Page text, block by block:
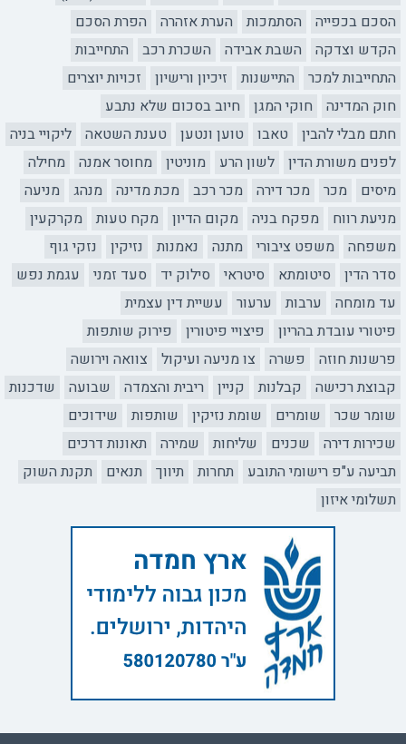
הסכם בכפייה
הסתמכות הערת אזהרה
הפרת הסכם
הקדש וצדקה
השבת אבידה השכרת רכב
התחייבות
התחייבות למכר
התיישנות זיכיון ורישיון
זכויות יוצרים
חוק המדינה
חוקי המגן
חיוב בסכום שלא נתבע
חתם מבלי להבין
טאבו טוען ונטען טענת השטאה
ליקויי בניה
לפנים משורת הדין
לשון הרע מוניטין מחוסר אמנה
מחילה
מיסים
מכר מכר דירה מכר רכב מכת מדינה מנהג
מניעה
מניעת רווח
מפקח בניה מקום הדיון מקח טעות
מקרקעין
משפחה
משפט ציבורי מתנה נאמנות נזיקין
נזקי גוף
סדר הדין
סיטומתא סיטראי סילוק יד סעד זמני
עגמת נפש
עד מומחה
ערבות ערעור
עשיית דין עצמית
פיטורי עובדת בהריון
פיצויי פיטורין
פירוק שותפות
פרשנות חוזה
פשרה צו מניעה ועיקול
צוואה וירושה
קבוצת רכישה
קבלנות קניין ריבית והצמדה שבועה
שדכנות
שומר שכר
שומרים שומת נזיקין שותפות
שידוכים
שכירות דירה
שכנים שליחות שמירה
תאונות דרכים
תביעה ע"פ רישומי התובע
תחרות תיווך תנאים
תקנת השוק
תשלומי איזון